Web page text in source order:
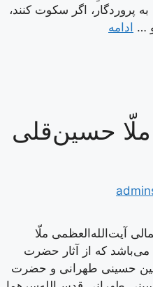
پروردگار، اگر سكوت كنند،
… ادامه
ملّا حسین‌قلی
آیت‌الله‌العظمی ملّا
که از آثار حضرت
حسینی طهرانی و حضرت